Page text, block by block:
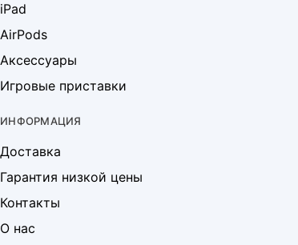
iPad
AirPods
Аксессуары
Игровые приставки
ИНФОРМАЦИЯ
Доставка
Гарантия низкой цены
Контакты
О нас